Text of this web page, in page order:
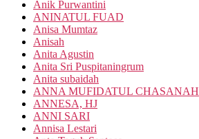
Anik Purwantini
ANINATUL FUAD
Anisa Mumtaz
Anisah
Anita Agustin
Anita Sri Puspitaningrum
Anita subaidah
ANNA MUFIDATUL CHASANAH
ANNESA, HJ
ANNI SARI
Annisa Lestari